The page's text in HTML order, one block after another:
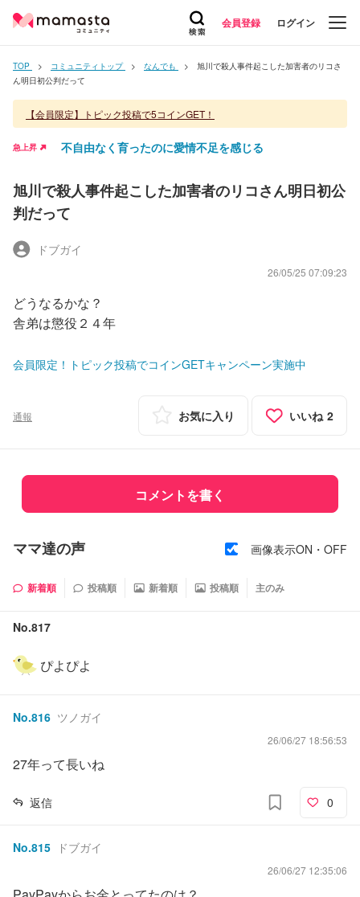
会員登録 ログイン
TOP コミュニティトップ なんでも
旭川で殺人事件起こした加害者のリコさ
ん明日初公判だって
【会員限定】トピック投稿で5コインGET！
急上昇 不自由なく育ったのに愛情不足を感じる
旭川で殺人事件起こした加害者のリコさん明日初公
判だって
ドブガイ
26/05/25 07:09:23
どうなるかな？
舎弟は懲役２４年
会員限定！トピック投稿でコインGETキャンペーン実施中
通報 お気に入り いいね 2
コメントを書く
ママ達の声 画像表示ON・OFF
新着順 投稿順 新着順 投稿順 主のみ
No.817
ぴよぴよ
No.816 ツノガイ
26/06/27 18:56:53
27年って長いね
返信 0
No.815 ドブガイ
26/06/27 12:35:06